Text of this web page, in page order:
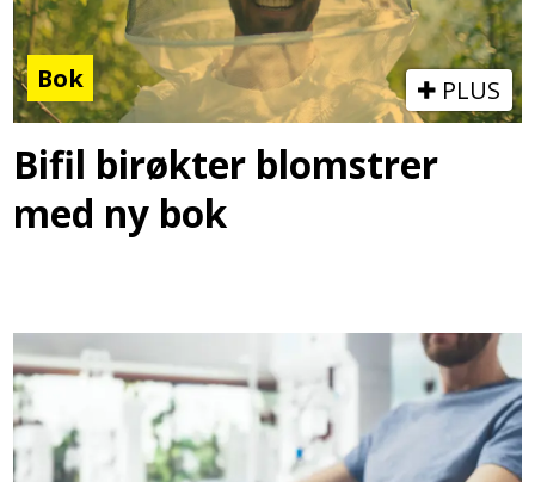
Bok PLUS
Bifil birøkter blomstrer
med ny bok